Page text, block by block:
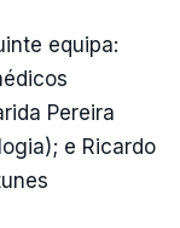
equipa:
Pereira
e Ricardo